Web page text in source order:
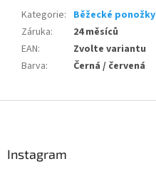
Kategorie: Běžecké ponožky
Záruka:
24 měsíců
EAN:
Zvolte variantu
Barva: Černá / červená
Instagram